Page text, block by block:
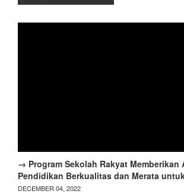
→ Program Sekolah Rakyat Memberikan
Pendidikan Berkualitas dan Merata
DECEMBER 04, 2022